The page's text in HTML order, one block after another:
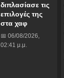
διπλασίασε τις
επιλογές της
στα χαφ
📅 06/08/2026,
02:41 μ.μ.